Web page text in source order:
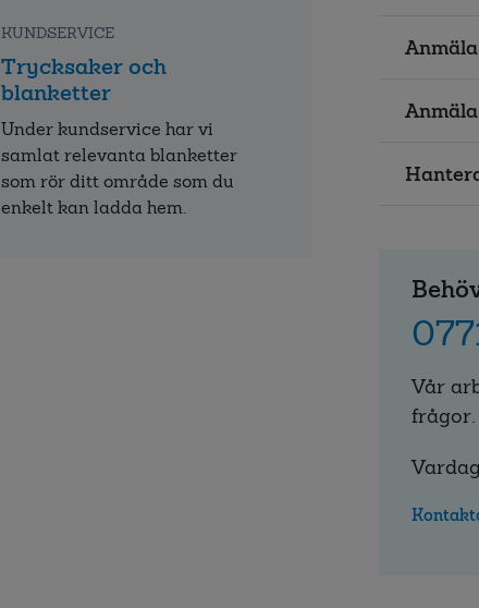
KUNDSERVICE
Trycksaker och
blanketter
Under kundservice har vi
samlat relevanta blanketter
som rör ditt område som du
enkelt kan ladda hem.
Vår
frågor.